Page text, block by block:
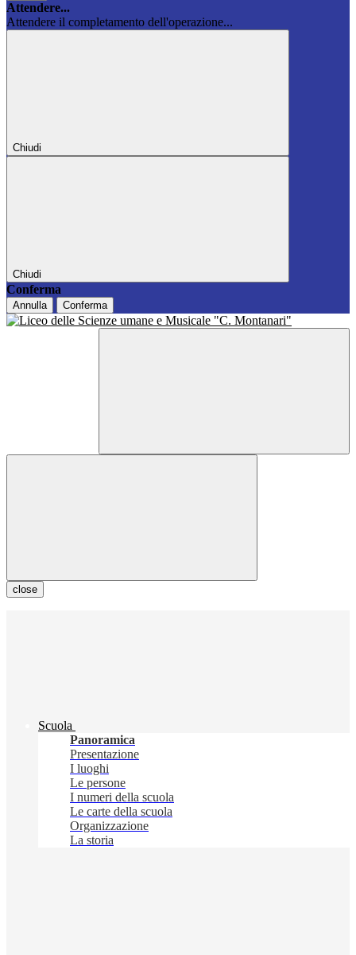
Attendere...
Attendere il completamento dell'operazione...
Chiudi
Chiudi
Conferma
Annulla Conferma
close
Scuola
Panoramica
Presentazione
I luoghi
Le persone
I numeri della scuola
Le carte della scuola
Organizzazione
La storia